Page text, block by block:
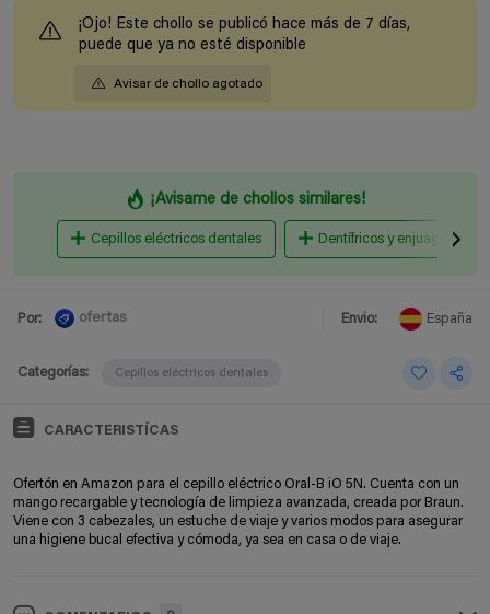
¡Ojo! Este chollo se publicó hace más de 7 días,
puede que ya no esté disponible
Avisar de chollo agotado
¡Avisame de chollos similares!
Cepillos eléctricos dentales Dentífricos y enjuagues
Por: ofertas Envio: España
Categorías: Cepillos eléctricos dentales
CARACTERISTÍCAS
Ofertón en Amazon para el cepillo eléctrico Oral-B iO 5N. Cuenta con un
mango recargable y tecnología de limpieza avanzada, creada por Braun.
Viene con 3 cabezales, un estuche de viaje y varios modos para asegurar
una higiene bucal efectiva y cómoda, ya sea en casa o de viaje.